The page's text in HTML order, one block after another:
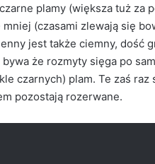
plamy (większa tuż za
(czasami zlewają się
jest także ciemny, dość
że rozmyty sięga po
czarnych) plam. Te zaś raz
pozostają rozerwane.